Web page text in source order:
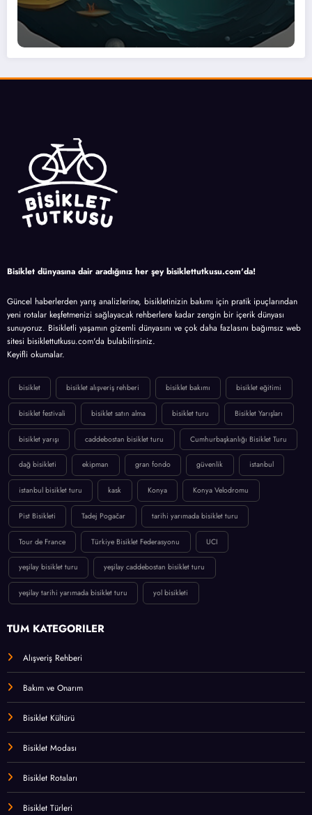
Bisiklet dünyasına dair aradığınız her şey bisiklettutkusu.com'da!
Güncel haberlerden yarış analizlerine, bisikletinizin bakımı için pratik ipuçlarından
yeni rotalar keşfetmenizi sağlayacak rehberlere kadar zengin bir içerik dünyası
sunuyoruz. Bisikletli yaşamın gizemli dünyasını ve çok daha fazlasını bağımsız web
sitesi bisiklettutkusu.com'da bulabilirsiniz.
Keyifli okumalar.
bisiklet bisiklet alışveriş rehberi bisiklet bakımı bisiklet eğitimi
bisiklet festivali bisiklet satın alma bisiklet turu Bisiklet Yarışları
bisiklet yarışı caddebostan bisiklet turu Cumhurbaşkanlığı Bisiklet Turu
dağ bisikleti ekipman gran fondo güvenlik istanbul
istanbul bisiklet turu kask Konya Konya Velodromu
Pist Bisikleti Tadej Pogačar tarihi yarımada bisiklet turu
Tour de France Türkiye Bisiklet Federasyonu UCI
yeşilay bisiklet turu yeşilay caddebostan bisiklet turu
yeşilay tarihi yarımada bisiklet turu yol bisikleti
TÜM KATEGORİLER
Alışveriş Rehberi
Bakım ve Onarım
Bisiklet Kültürü
Bisiklet Modası
Bisiklet Rotaları
Bisiklet Türleri